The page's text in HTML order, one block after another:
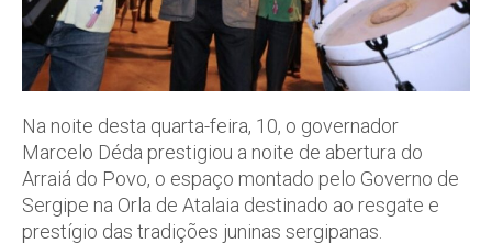
Na noite desta quarta-feira, 10, o governador
Marcelo Déda prestigiou a noite de abertura do
Arraiá do Povo, o espaço montado pelo Governo de
Sergipe na Orla de Atalaia destinado ao resgate e
prestígio das tradições juninas sergipanas.